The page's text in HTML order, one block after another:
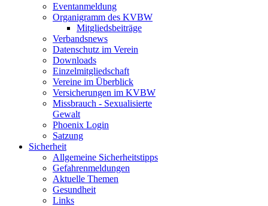
Eventanmeldung
Organigramm des KVBW
Mitgliedsbeiträge
Verbandsnews
Datenschutz im Verein
Downloads
Einzelmitgliedschaft
Vereine im Überblick
Versicherungen im KVBW
Missbrauch - Sexualisierte
Gewalt
Phoenix Login
Satzung
Sicherheit
Allgemeine Sicherheitstipps
Gefahrenmeldungen
Aktuelle Themen
Gesundheit
Links